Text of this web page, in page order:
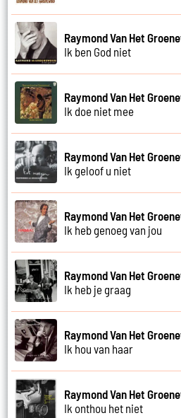
Raymond Van Het
Ik ben God niet
Raymond Van Het
Ik doe niet mee
Raymond Van Het
Ik geloof u niet
Raymond Van Het
Ik heb genoeg van jou
Raymond Van Het
Ik heb je graag
Raymond Van Het
Ik hou van haar
Raymond Van Het
Ik onthou het niet